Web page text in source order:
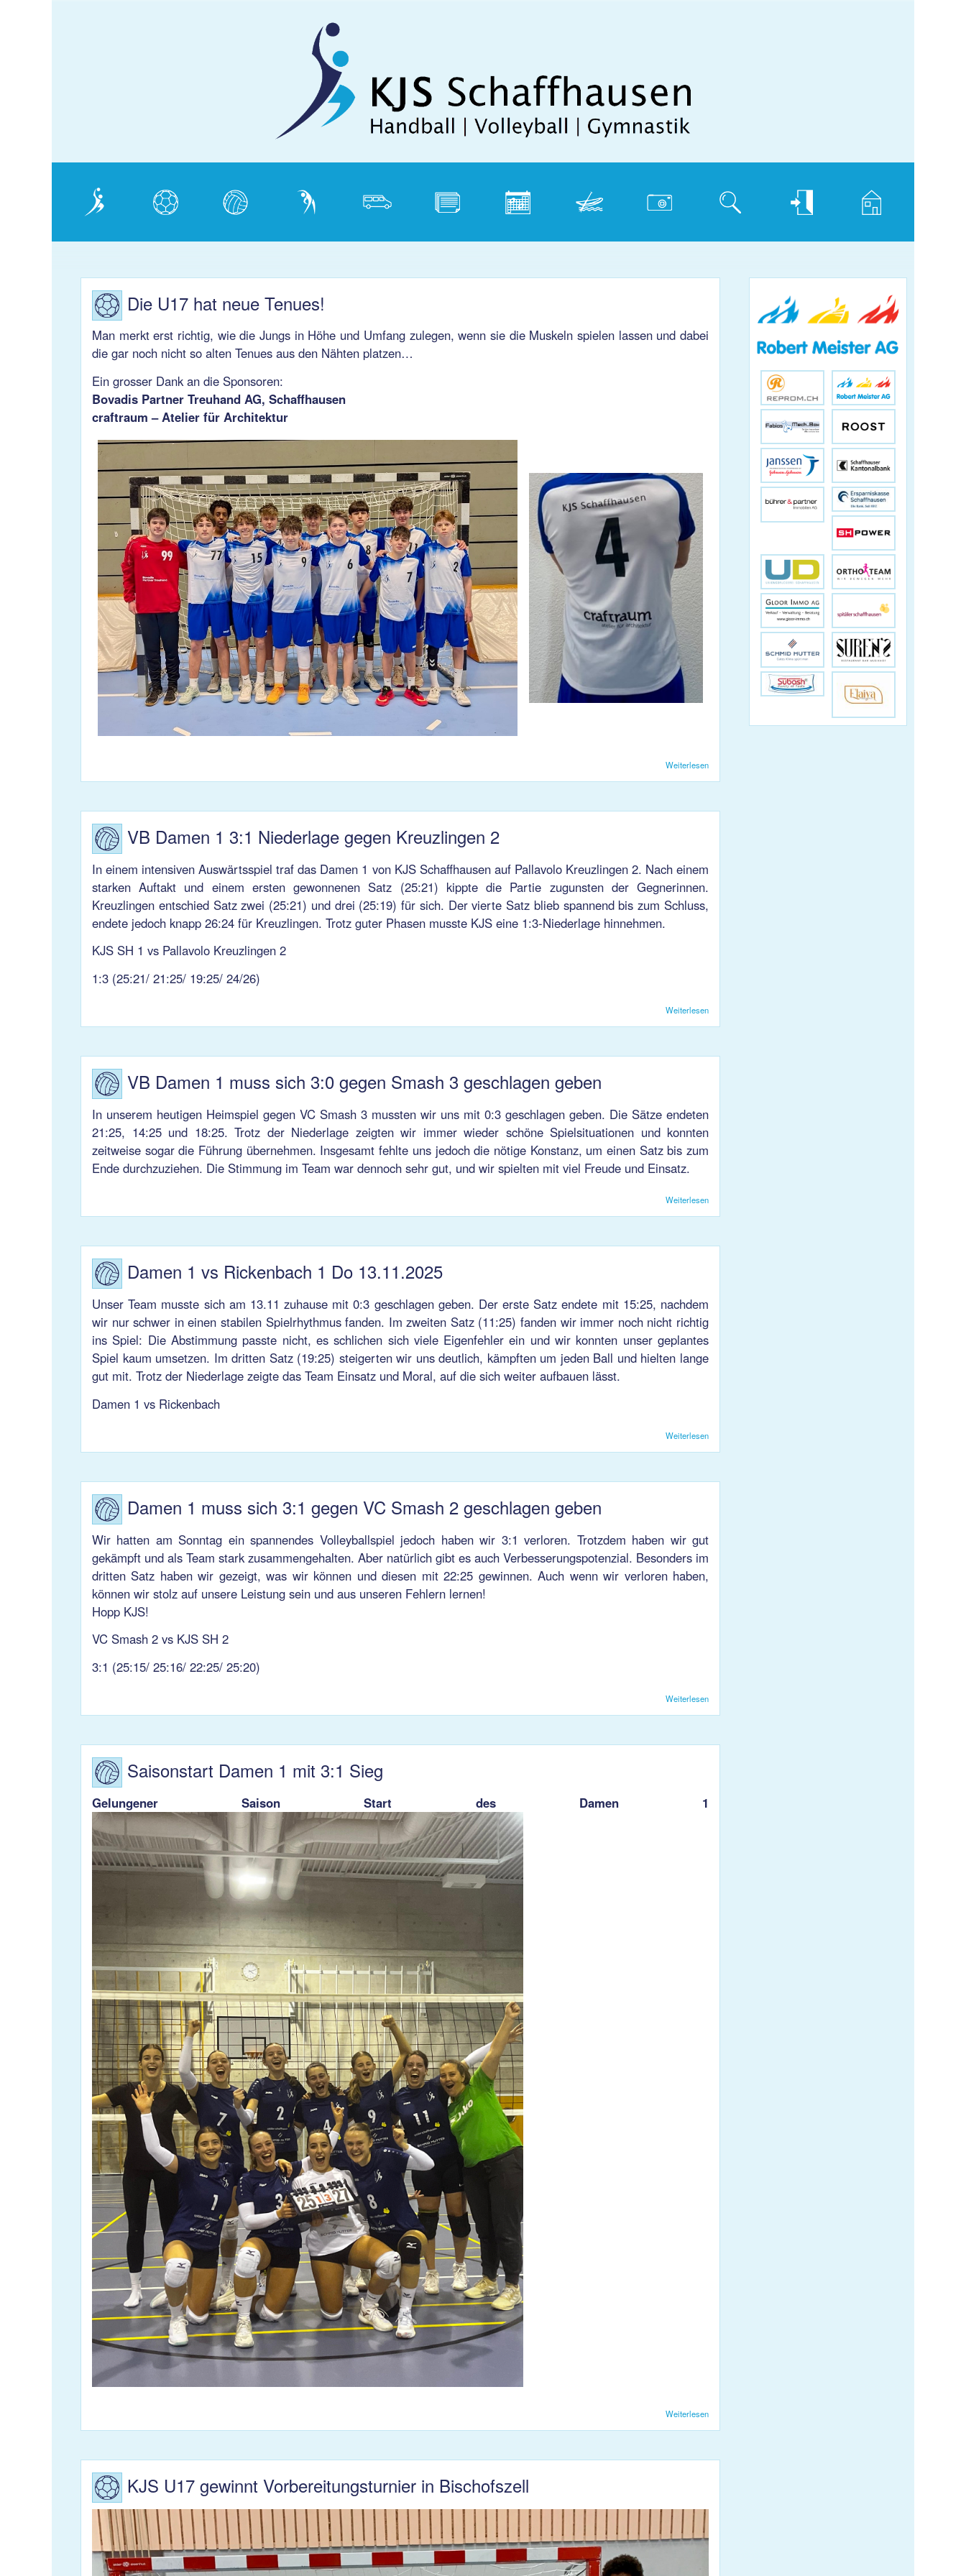
Verein Handball Volleyball Gymnastik Vereinsbus Dokumente Kalender Weidling Photogalerie Suche Login Home
Die U17 hat neue Tenues!
Man merkt erst richtig, wie die Jungs in Höhe und Umfang zulegen, wenn sie die Muskeln spielen lassen und dabei
die gar noch nicht so alten Tenues aus den Nähten platzen…
Ein grosser Dank an die Sponsoren:
Bovadis Partner Treuhand AG, Schaffhausen
craftraum – Atelier für Architektur
Weiterlesen
VB Damen 1 3:1 Niederlage gegen Kreuzlingen 2
In einem intensiven Auswärtsspiel traf das Damen 1 von KJS Schaffhausen auf Pallavolo Kreuzlingen 2. Nach einem
starken Auftakt und einem ersten gewonnenen Satz (25:21) kippte die Partie zugunsten der Gegnerinnen.
Kreuzlingen entschied Satz zwei (25:21) und drei (25:19) für sich. Der vierte Satz blieb spannend bis zum Schluss,
endete jedoch knapp 26:24 für Kreuzlingen. Trotz guter Phasen musste KJS eine 1:3-Niederlage hinnehmen.
KJS SH 1 vs Pallavolo Kreuzlingen 2
1:3 (25:21/ 21:25/ 19:25/ 24/26)
Weiterlesen
VB Damen 1 muss sich 3:0 gegen Smash 3 geschlagen geben
In unserem heutigen Heimspiel gegen VC Smash 3 mussten wir uns mit 0:3 geschlagen geben. Die Sätze endeten
21:25, 14:25 und 18:25. Trotz der Niederlage zeigten wir immer wieder schöne Spielsituationen und konnten
zeitweise sogar die Führung übernehmen. Insgesamt fehlte uns jedoch die nötige Konstanz, um einen Satz bis zum
Ende durchzuziehen. Die Stimmung im Team war dennoch sehr gut, und wir spielten mit viel Freude und Einsatz.
Weiterlesen
Damen 1 vs Rickenbach 1 Do 13.11.2025
Unser Team musste sich am 13.11 zuhause mit 0:3 geschlagen geben. Der erste Satz endete mit 15:25, nachdem
wir nur schwer in einen stabilen Spielrhythmus fanden. Im zweiten Satz (11:25) fanden wir immer noch nicht richtig
ins Spiel: Die Abstimmung passte nicht, es schlichen sich viele Eigenfehler ein und wir konnten unser geplantes
Spiel kaum umsetzen. Im dritten Satz (19:25) steigerten wir uns deutlich, kämpften um jeden Ball und hielten lange
gut mit. Trotz der Niederlage zeigte das Team Einsatz und Moral, auf die sich weiter aufbauen lässt.
Damen 1 vs Rickenbach
Weiterlesen
Damen 1 muss sich 3:1 gegen VC Smash 2 geschlagen geben
Wir hatten am Sonntag ein spannendes Volleyballspiel jedoch haben wir 3:1 verloren. Trotzdem haben wir gut
gekämpft und als Team stark zusammengehalten. Aber natürlich gibt es auch Verbesserungspotenzial. Besonders im
dritten Satz haben wir gezeigt, was wir können und diesen mit 22:25 gewinnen. Auch wenn wir verloren haben,
können wir stolz auf unsere Leistung sein und aus unseren Fehlern lernen!
Hopp KJS!
VC Smash 2 vs KJS SH 2
3:1 (25:15/ 25:16/ 22:25/ 25:20)
Weiterlesen
Saisonstart Damen 1 mit 3:1 Sieg
Gelungener Saison Start des Damen 1
Weiterlesen
KJS U17 gewinnt Vorbereitungsturnier in Bischofszell